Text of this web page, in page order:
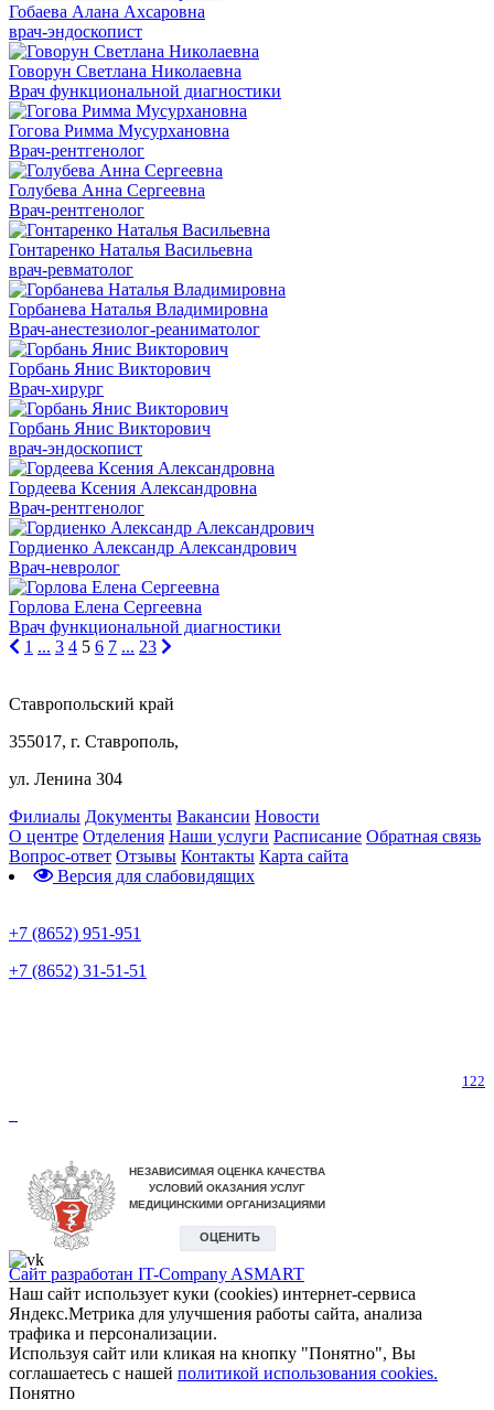
Гобаева Алана Ахсаровна
врач-эндоскопист
Говорун Светлана Николаевна
Врач функциональной диагностики
Гогова Римма Мусурхановна
Врач-рентгенолог
Голубева Анна Сергеевна
Врач-рентгенолог
Гонтаренко Наталья Васильевна
врач-ревматолог
Горбанева Наталья Владимировна
Врач-анестезиолог-реаниматолог
Горбань Янис Викторович
Врач-хирург
Горбань Янис Викторович
врач-эндоскопист
Гордеева Ксения Александровна
Врач-рентгенолог
Гордиенко Александр Александрович
Врач-невролог
Горлова Елена Сергеевна
Врач функциональной диагностики
1 ... 3 4 5 6 7 ... 23
Ставропольский край
355017, г. Ставрополь,
ул. Ленина 304
Филиалы Документы Вакансии Новости
О центре Отделения Наши услуги Расписание Обратная связь
Вопрос-ответ Отзывы Контакты Карта сайта
Версия для слабовидящих
+7 (8652) 951-951
+7 (8652) 31-51-51
122
Сайт разработан IT-Company ASMART
Наш сайт использует куки (cookies) интернет-сервиса
Яндекс.Метрика для улучшения работы сайта, анализа
трафика и персонализации.
Используя сайт или кликая на кнопку "Понятно", Вы
соглашаетесь с нашей политикой использования cookies.
Понятно